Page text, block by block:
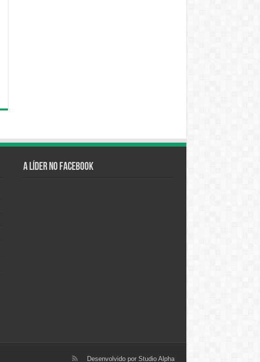
A Líder no Facebook
Desenvolvido por Studio Alpha